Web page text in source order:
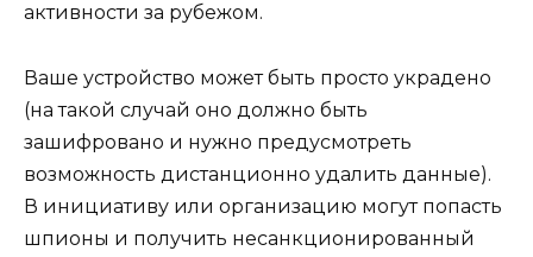
активности за рубежом.
Ваше устройство может быть просто украдено
(на такой случай оно должно быть
зашифровано и нужно предусмотреть
возможность дистанционно удалить данные).
В инициативу или организацию могут попасть
шпионы и получить несанкционированный